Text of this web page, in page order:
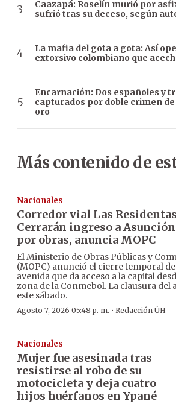
Caazapá: Roselín murió por
sufrió tras su deceso, según
La mafia del gota a gota: Así
extorsivo colombiano que
Encarnación: Dos españoles y
capturados por doble crimen
oro
Más contenido de
Nacionales
Corredor vial Las
Cerrarán ingreso a Asunción
por obras, anuncia MOPC
El Ministerio de Obras Públicas y
(MOPC) anunció el cierre temporal
avenida que da acceso a la capital
zona de la Conmebol. La clausura del
este sábado.
Agosto 7, 2026 05:48 p. m. · Redacción ÚH
Nacionales
Mujer fue asesinada tras
resistirse al robo de su
motocicleta y deja cuatro
hijos huérfanos en Ypané